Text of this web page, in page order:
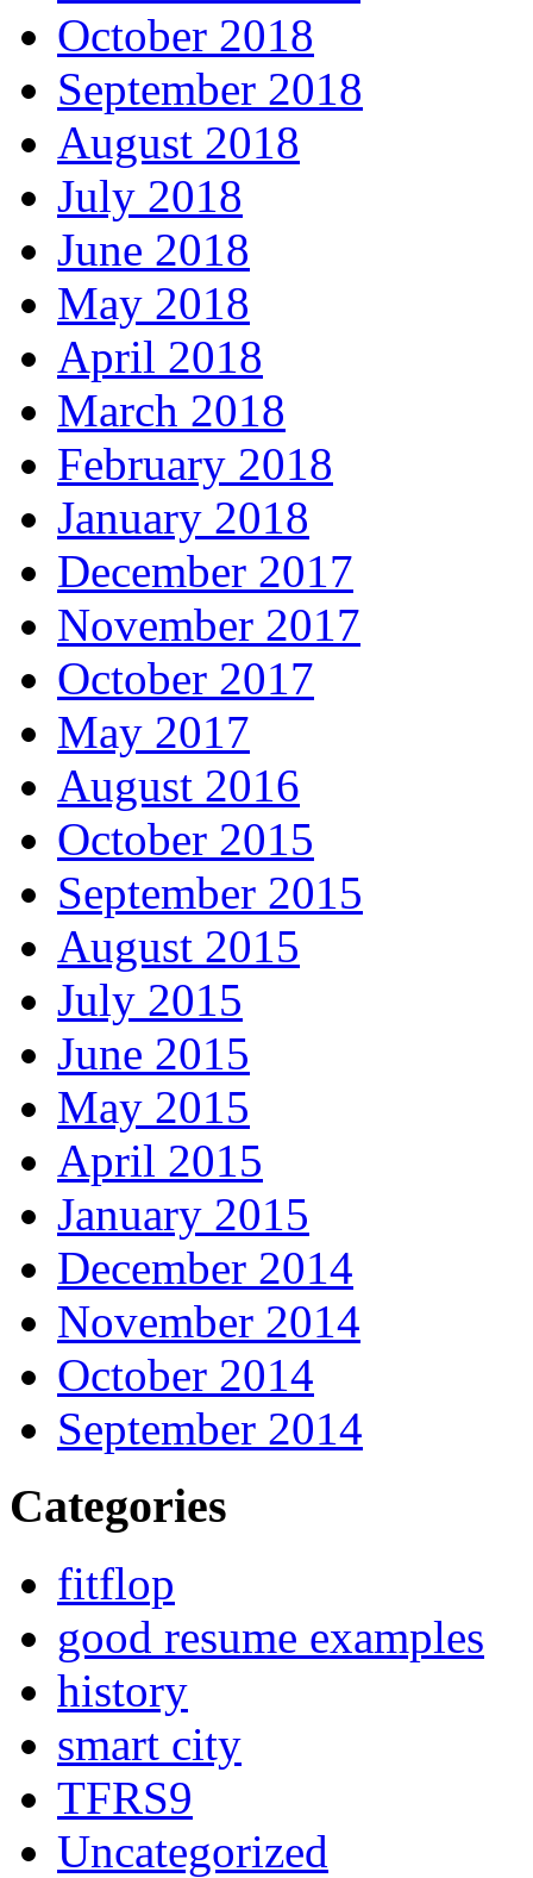
October 2018
September 2018
August 2018
July 2018
June 2018
May 2018
April 2018
March 2018
February 2018
January 2018
December 2017
November 2017
October 2017
May 2017
August 2016
October 2015
September 2015
August 2015
July 2015
June 2015
May 2015
April 2015
January 2015
December 2014
November 2014
October 2014
September 2014
Categories
fitflop
good resume examples
history
smart city
TFRS9
Uncategorized